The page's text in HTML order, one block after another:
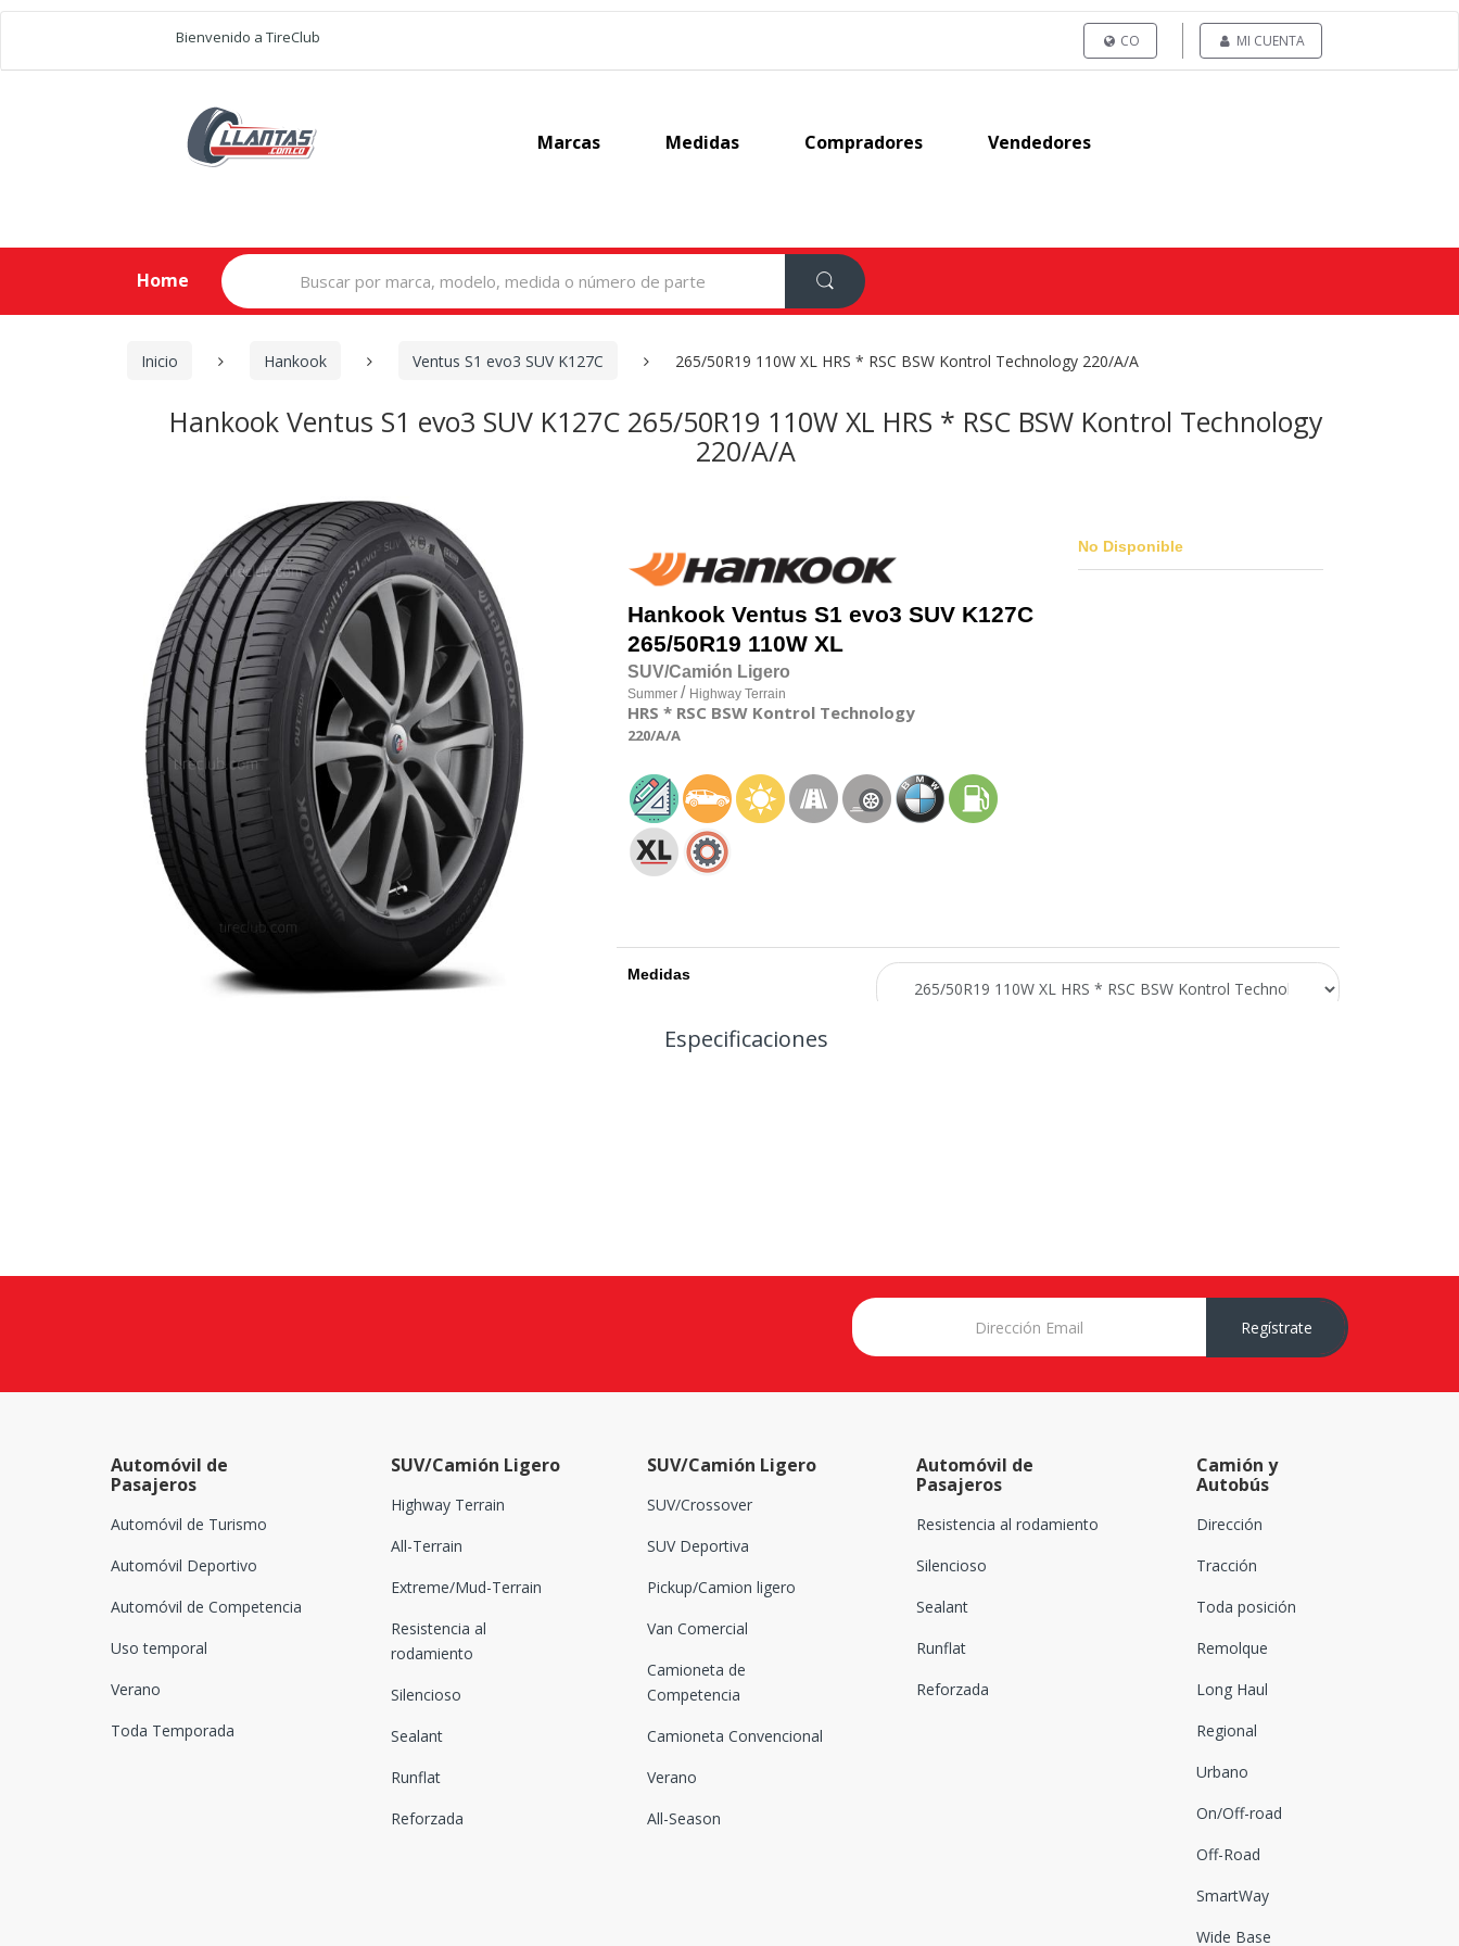
Bienvenido a TireClub CO MI CUENTA
Marcas Medidas Compradores Vendedores
Home
Search
for:
Inicio Hankook Ventus S1 evo3 SUV K127C 265/50R19 110W XL HRS * RSC BSW Kontrol Technology 220/A/A
Hankook Ventus S1 evo3 SUV K127C 265/50R19 110W XL HRS * RSC BSW Kontrol Technology
220/A/A
Hankook Ventus S1 evo3 SUV K127C
265/50R19 110W XL
SUV/Camión Ligero
Summer / Highway Terrain
HRS * RSC BSW Kontrol Technology
220/A/A
No Disponible
Medidas
Especificaciones
Regístrate
Automóvil de
Pasajeros
Automóvil de Turismo
Automóvil Deportivo
Automóvil de Competencia
Uso temporal
Verano
Toda Temporada
SUV/Camión Ligero
Highway Terrain
All-Terrain
Extreme/Mud-Terrain
Resistencia al
rodamiento
Silencioso
Sealant
Runflat
Reforzada
SUV/Camión Ligero
SUV/Crossover
SUV Deportiva
Pickup/Camion ligero
Van Comercial
Camioneta de
Competencia
Camioneta Convencional
Verano
All-Season
Automóvil de
Pasajeros
Resistencia al rodamiento
Silencioso
Sealant
Runflat
Reforzada
Camión y
Autobús
Dirección
Tracción
Toda posición
Remolque
Long Haul
Regional
Urbano
On/Off-road
Off-Road
SmartWay
Wide Base